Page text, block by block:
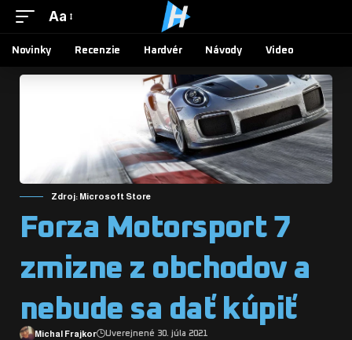
Aa
Novinky Recenzie Hardvér Návody Video
Zdroj: Microsoft Store
Forza Motorsport 7
zmizne z obchodov a
nebude sa dať kúpiť
Michal Frajkor Uverejnené 30. júla 2021